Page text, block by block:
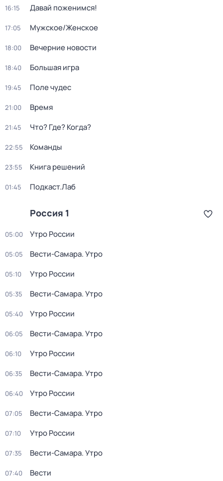
16:15 Давай поженимся!
17:05 Мужское/Женское
18:00 Вечерние новости
18:40 Большая игра
19:45 Поле чудес
21:00 Время
21:45 Что? Где? Когда?
22:55 Команды
23:55 Книга решений
01:45 Подкаст.Лаб
Россия 1
05:00 Утро России
05:05 Вести-Самара. Утро
05:10 Утро России
05:35 Вести-Самара. Утро
05:40 Утро России
06:05 Вести-Самара. Утро
06:10 Утро России
06:35 Вести-Самара. Утро
06:40 Утро России
07:05 Вести-Самара. Утро
07:10 Утро России
07:35 Вести-Самара. Утро
07:40 Вести